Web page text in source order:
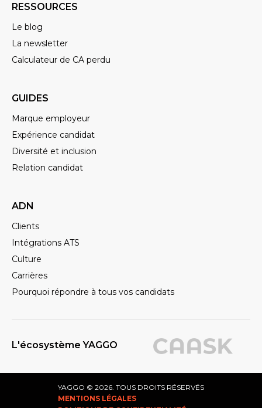
RESSOURCES
Le blog
La newsletter
Calculateur de CA perdu
GUIDES
Marque employeur
Expérience candidat
Diversité et inclusion
Relation candidat
ADN
Clients
Intégrations ATS
Culture
Carrières
Pourquoi répondre à tous vos candidats
L'écosystème YAGGO
YAGGO © 2026. TOUS DROITS RÉSERVÉS
MENTIONS LÉGALES